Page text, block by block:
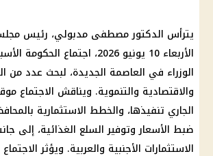
يترأس الدكتور مصطفى مدبولي، رئيس مجلس
الأربعاء 10 يونيو 2026، اجتماع
الوزراء في العاصمة الجديدة، لبحث عدد من
والاقتصادية والتنموية. ويناقش الاجتماع
الجاري تنفيذها، والخطط الاستثمارية
ضبط الأسعار وتوفير السلع الغذائية، إلى
الاستثمارات الأجنبية والعربية. ويؤثر